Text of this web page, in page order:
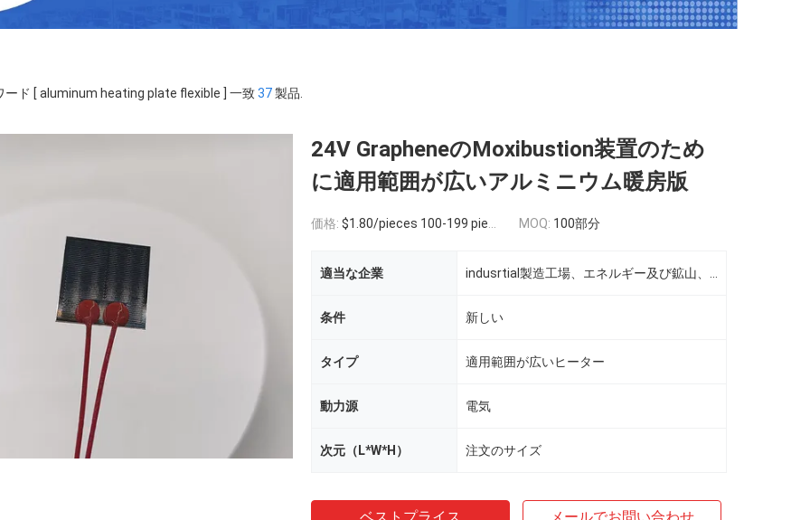
ード [ aluminum heating plate flexible ] 一致37製品.
24V GrapheneのMoxibustion装置のため
に適用範囲が広いアルミニウム暖房版
価格: $1.80/pieces 100-199 pieces MOQ: 100部分
適当な企業
条件 新しい
タイプ 適用範囲が広いヒーター
動力源 電気
次元（L*W*H） 注文のサイズ